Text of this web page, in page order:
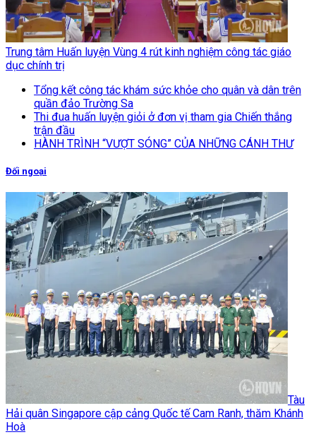
Trung tâm Huấn luyện Vùng 4 rút kinh nghiệm công tác giáo
dục chính trị
Tổng kết công tác khám sức khỏe cho quân và dân trên
quần đảo Trường Sa
Thi đua huấn luyện giỏi ở đơn vị tham gia Chiến thắng
trận đầu
HÀNH TRÌNH “VƯỢT SÓNG” CỦA NHỮNG CÁNH THƯ
Đối ngoại
Tàu
Hải quân Singapore cập cảng Quốc tế Cam Ranh, thăm Khánh
Hoà